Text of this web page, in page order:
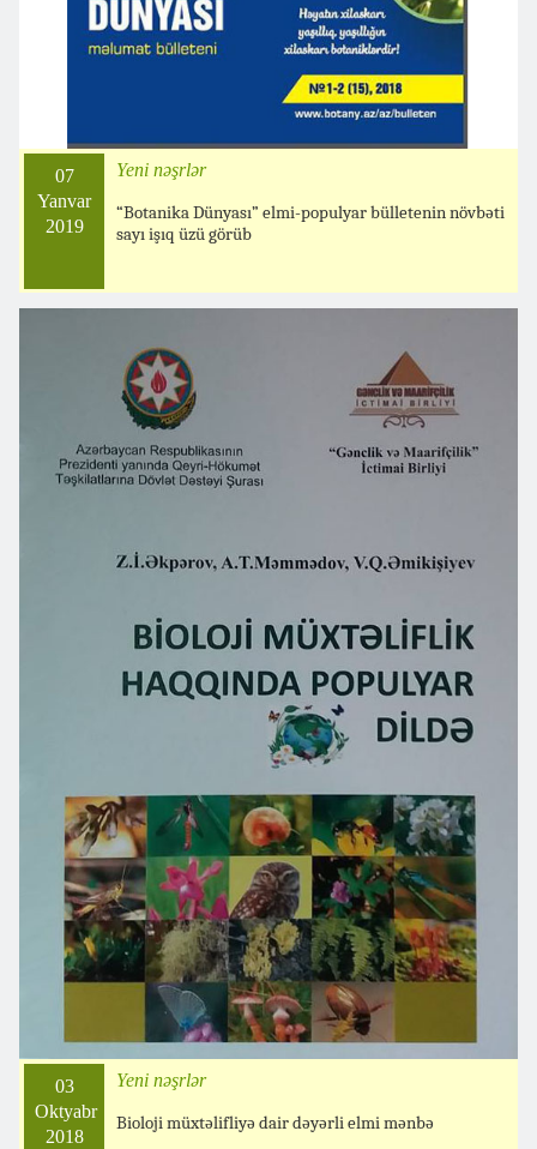
07
Yanvar
2019
Yeni nəşrlər
“Botanika Dünyası” elmi-populyar bülletenin növbəti
sayı işıq üzü görüb
03
Oktyabr
2018
Yeni nəşrlər
Bioloji müxtəlifliyə dair dəyərli elmi mənbə